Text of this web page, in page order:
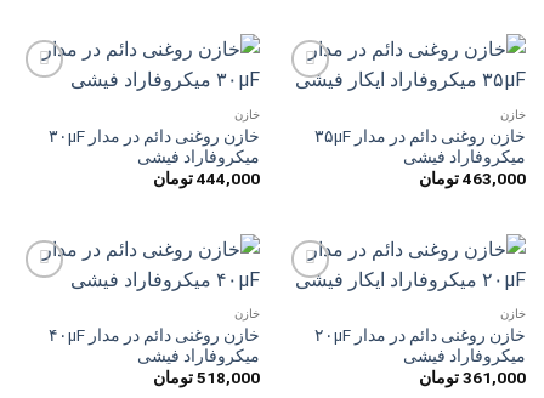
علاقه
مندی
خازن
خازن روغنی دائم در مدار ۳۵µF
میکروفاراد فیشی
463,000 تومان
علاقه
مندی
خازن
خازن روغنی دائم در مدار ۳۰µF
میکروفاراد فیشی
444,000 تومان
علاقه
مندی
خازن
خازن روغنی دائم در مدار ۲۰µF
میکروفاراد فیشی
361,000 تومان
علاقه
مندی
خازن
خازن روغنی دائم در مدار ۴۰µF
میکروفاراد فیشی
518,000 تومان